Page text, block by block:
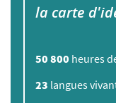
la carte
50 800 heures
23 langues